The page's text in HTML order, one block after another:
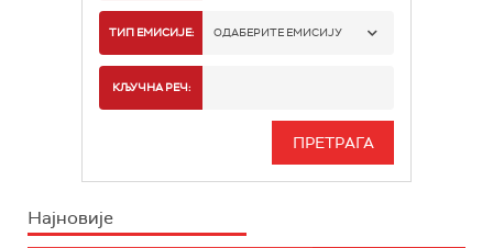
РАДИО БЕОГРАД 1
РАДИО БЕОГРАД 3
ТИП ЕМИСИЈЕ: ОДАБЕРИТЕ ЕМИСИЈУ
ИНФО
КЉУЧНА РЕЧ:
Најновије